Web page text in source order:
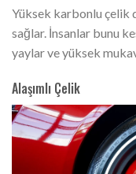
Yüksek karbonlu çelik
sağlar. İnsanlar bunu
yaylar ve yüksek
Alaşımlı Çelik